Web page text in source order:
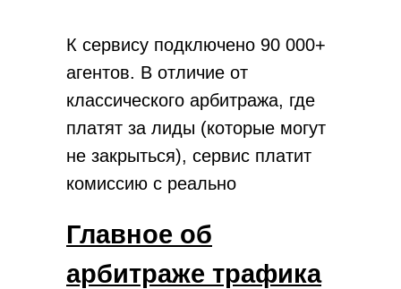
К сервису подключено 90 000+
агентов. В отличие от
классического арбитража, где
платят за лиды (которые могут
не закрыться), сервис платит
комиссию с реально
Главное об
арбитраже трафика